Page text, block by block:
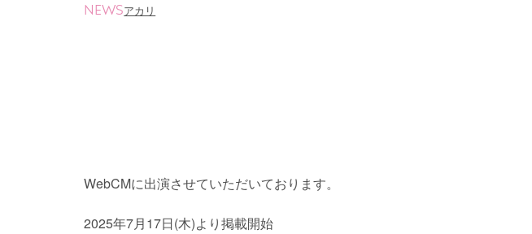
NEWSアカリ
WebCMに出演させていただいております。
2025年7月17日(木)より掲載開始